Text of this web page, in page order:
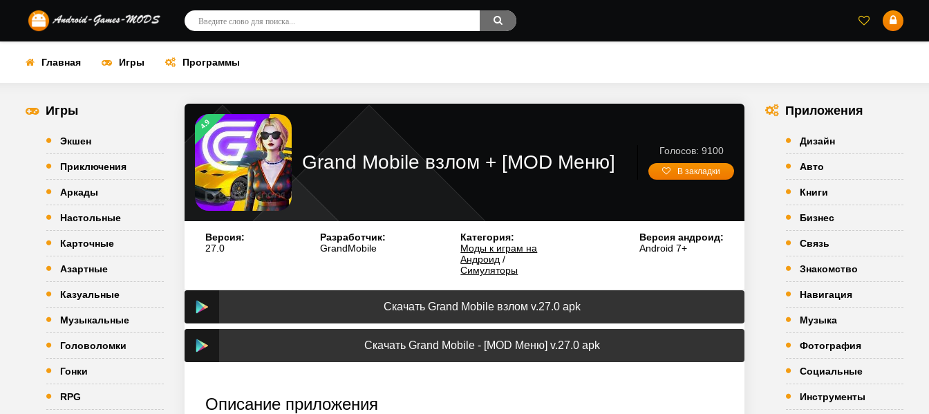
Главная Игры Программы
Игры
Экшен
Приключения
Аркады
Настольные
Карточные
Азартные
Казуальные
Музыкальные
Головоломки
Гонки
RPG
4.9
Grand Mobile взлом + [MOD Меню]
Голосов: 9100
В закладки
Версия:
27.0
Разработчик:
GrandMobile
Категория:
Моды к играм на
Андроид /
Симуляторы
Версия андроид:
Android 7+
Скачать Grand Mobile взлом v.27.0 apk
Скачать Grand Mobile - [MOD Меню] v.27.0 apk
Описание приложения
Приложения
Дизайн
Авто
Книги
Бизнес
Связь
Знакомство
Навигация
Музыка
Фотография
Социальные
Инструменты